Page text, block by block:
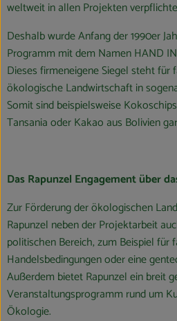
weltweit in allen Projekten
Deshalb wurde Anfang der 1990er
Programm mit dem Namen HAND
Dieses firmeneigene Siegel steht für
ökologische Landwirtschaft in
Somit sind beispielsweise
Tansania oder Kakao aus Bolivien
Das Rapunzel Engagement über
Zur Förderung der ökologischen
Rapunzel neben der Projektarbeit
politischen Bereich, zum Beispiel für
Handelsbedingungen oder eine
Außerdem bietet Rapunzel ein breit
Veranstaltungsprogramm rund um
Ökologie.